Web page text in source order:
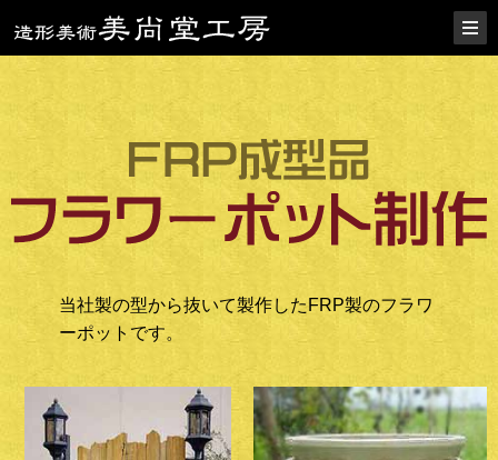
当社製の型から抜いて製作したFRP製のフラワ
ーポットです。